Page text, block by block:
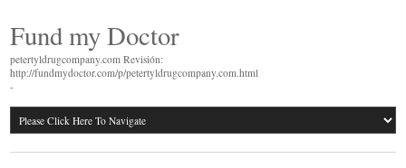
Fund my Doctor
petertyldrugcompany.com Revisión:
http://fundmydoctor.com/p/petertyldrugcompany.com.html
-